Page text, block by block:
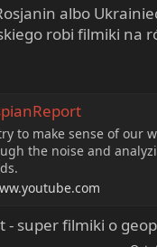
albo
robi filmiki na
to make sense of our
the noise and
- super filmiki o